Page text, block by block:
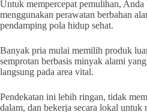
Untuk mempercepat pemulihan, Anda
menggunakan perawatan berbahan
pendamping pola hidup sehat.
Banyak pria mulai memilih produk
semprotan berbasis minyak alami
langsung pada area vital.
Pendekatan ini lebih ringan, tidak
dalam, dan bekerja secara lokal untuk